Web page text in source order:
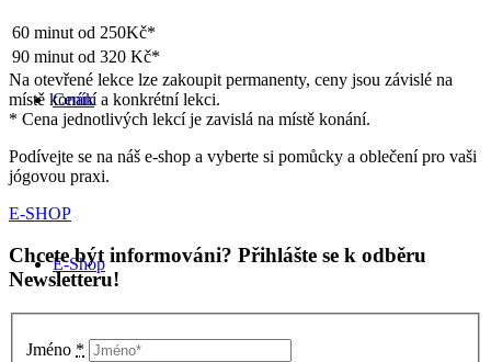
Ceník
E-Shop
60 minut od 250Kč*
90 minut od 320 Kč*
Na otevřené lekce lze zakoupit permanenty, ceny jsou závislé na
místě konání a konkrétní lekci.
* Cena jednotlivých lekcí je zavislá na místě konání.
Podívejte se na náš e-shop a vyberte si pomůcky a oblečení pro vaši
jógovou praxi.
E-SHOP
Chcete být informováni? Přihlášte se k odběru
Newsletteru!
Jméno *